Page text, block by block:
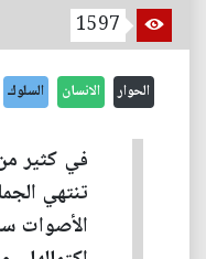
1597
الحوار الانسان السلوك
في كثير
تنتهي
الأصوات